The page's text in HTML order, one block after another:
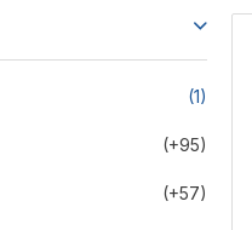
(1)
(+95)
(+57)